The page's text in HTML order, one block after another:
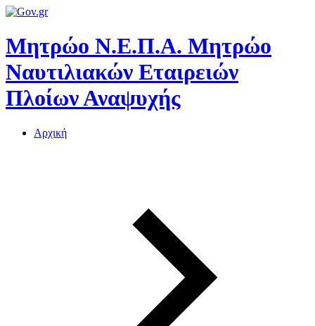
Μητρώο Ν.Ε.Π.Α. Μητρώο
Ναυτιλιακών Εταιρειών
Πλοίων Αναψυχής
Αρχική